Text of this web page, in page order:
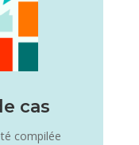
cas
compilée